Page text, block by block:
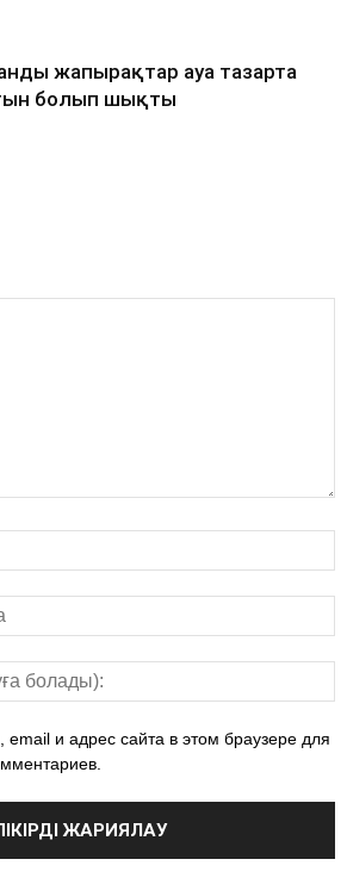
жапырақтар ауа тазарта
болып шықты
и адрес сайта в этом браузере для